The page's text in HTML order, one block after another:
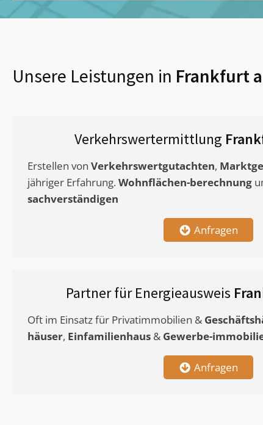
Unsere Leistungen in Frankfurt
Verkehrswertermittlung
Erstellen von Verkehrswertgutachten,
jähriger Erfahrung. Wohnflächen-berechnung
sachverständigen
Anfragen
Partner für Energieausweis
Oft im Einsatz für Privatimmobilien &
häuser, Einfamilienhaus & Gewerbe-
Anfragen